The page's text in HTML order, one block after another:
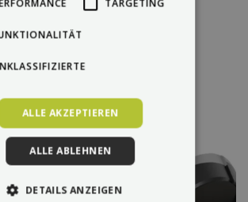
TARGETING
ALLE AKZEPTIEREN
ALLE ABLEHNEN
DETAILS ANZEIGEN